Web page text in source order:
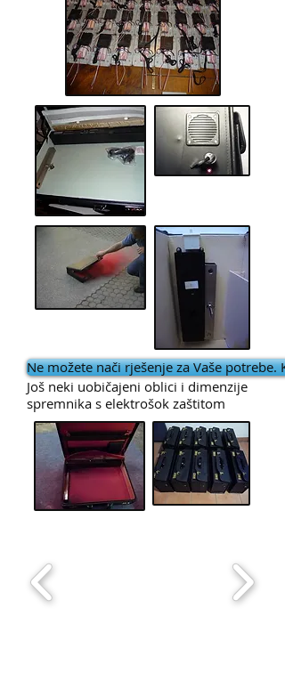
Ne možete nači rješenje za Vaše potrebe.
Još neki uobičajeni oblici i dimenzije
spremnika s elektrošok zaštitom